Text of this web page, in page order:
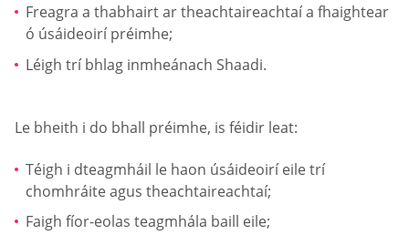
Freagra a thabhairt ar theachtaireachtaí a fhaightear
ó úsáideoirí préimhe;
Léigh trí bhlag inmheánach Shaadi.
Le bheith i do bhall préimhe, is féidir leat:
Téigh i dteagmháil le haon úsáideoirí eile trí
chomhráite agus theachtaireachtaí;
Faigh fíor-eolas teagmhála baill eile;